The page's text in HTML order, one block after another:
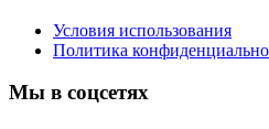
Условия использования
Политика
Мы в соцсетях